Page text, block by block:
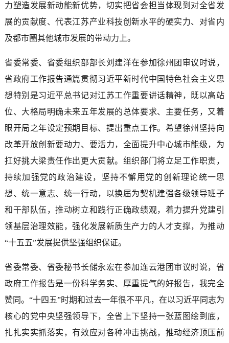
力塑造发展新动能新优势，切实把省会担当体现到对全省发
展的贡献度、代表江苏产业科技创新水平的硬实力、对省内
及都市圈其他城市发展的带动力上。
省委常委、省委组织部部长刘建洋在参加徐州团审议时说，
省政府工作报告通篇贯彻习近平新时代中国特色社会主义思
想特别是习近平总书记对江苏工作重要讲话精神，既以高站
位、大格局明确未来五年发展的总体要求、主要任务，又着
眼开局之年设定预期目标、提出重点工作。希望徐州坚持向
改革开放创新要动力、要活力，全面提升中心城市能级，为
扛好挑大梁责任作出更大贡献。组织部门将立足工作职责，
持续加强党的政治建设，坚持不懈用党的创新理论统一思
想、统一意志、统一行动，以换届为契机建强各级领导班子
和干部队伍，推动树立和践行正确政绩观，着力提升党建引
领基层治理效能，强化发展新质生产力的人才支撑，为推动
“十五五”发展提供坚强组织保证。
省委常委、省委秘书长储永宏在参加连云港团审议时说，省
政府工作报告是一份科学务实、厚重提气的好报告，我完全
赞同。“十四五”时期和过去一年很不平凡，在以习近平同志为
核心的党中央坚强领导下，全省上下坚持一张蓝图绘到底，
扎扎实实抓落实，有效应对各种冲击挑战，推动经济顶压前